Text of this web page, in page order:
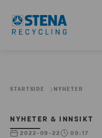
STARTSIDE NYHETER
NYHETER & INNSIKT
2022-09-22 09:17